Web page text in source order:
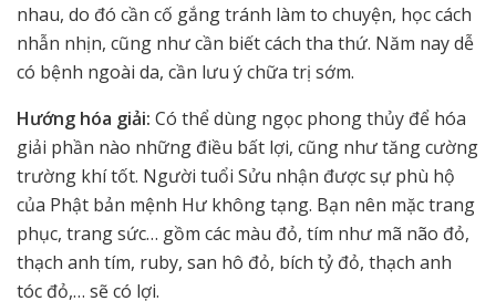
nhau, do đó cần cố gắng tránh làm to chuyện, học cách
nhẫn nhịn, cũng như cần biết cách tha thứ. Năm nay dễ
có bệnh ngoài da, cần lưu ý chữa trị sớm.
Hướng hóa giải: Có thể dùng ngọc phong thủy để hóa
giải phần nào những điều bất lợi, cũng như tăng cường
trường khí tốt. Người tuổi Sửu nhận được sự phù hộ
của Phật bản mệnh Hư không tạng. Bạn nên mặc trang
phục, trang sức… gồm các màu đỏ, tím như mã não đỏ,
thạch anh tím, ruby, san hô đỏ, bích tỷ đỏ, thạch anh
tóc đỏ,… sẽ có lợi.